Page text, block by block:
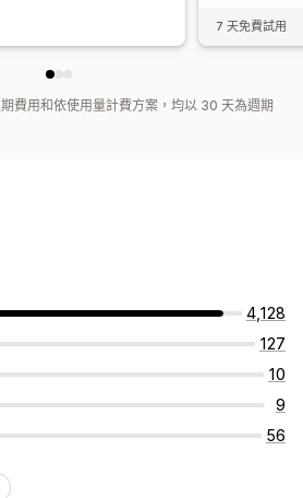
7 天免費試用
費用和依使用量計費方案，均以 30 天為週期
4,128
127
10
9
56